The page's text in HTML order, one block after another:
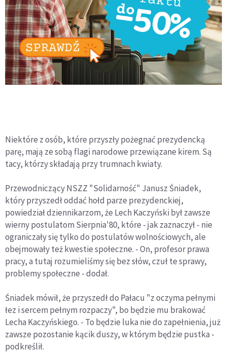
Niektóre z osób, które przyszły pożegnać prezydencką
parę, mają ze sobą flagi narodowe przewiązane kirem. Są
tacy, którzy składają przy trumnach kwiaty.
Przewodniczący NSZZ "Solidarność" Janusz Śniadek,
który przyszedł oddać hołd parze prezydenckiej,
powiedział dziennikarzom, że Lech Kaczyński był zawsze
wierny postulatom Sierpnia'80, które - jak zaznaczył - nie
ograniczały się tylko do postulatów wolnościowych, ale
obejmowały też kwestie społeczne. - On, profesor prawa
pracy, a tutaj rozumieliśmy się bez słów, czuł te sprawy,
problemy społeczne - dodał.
Śniadek mówił, że przyszedł do Pałacu "z oczyma pełnymi
łez i sercem pełnym rozpaczy", bo będzie mu brakować
Lecha Kaczyńskiego. - To będzie luka nie do zapełnienia, już
zawsze pozostanie kącik duszy, w którym będzie pustka -
podkreślił.